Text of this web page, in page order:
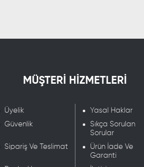
MÜŞTERİ HİZMETLERİ
Üyelik
Yasal Haklar
Güvenlik
Sıkça Sorulan
Sorular
Sipariş Ve Teslimat
Ürün İade Ve
Garanti